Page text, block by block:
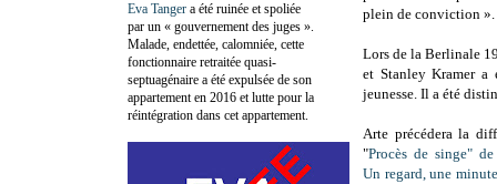
plein de conviction ».
Lors de la Berlinale
et Stanley Kramer
jeunesse. Il a été
Arte précédera la
"Procès de singe"
Un regard, une minute
Eva Tanger a été ruinée et spoliée
par un « gouvernement des juges ».
Malade, endettée, calomniée, cette
fonctionnaire retraitée quasi-
septuagénaire a été expulsée de son
appartement en 2016 et lutte pour la
réintégration dans cet appartement.